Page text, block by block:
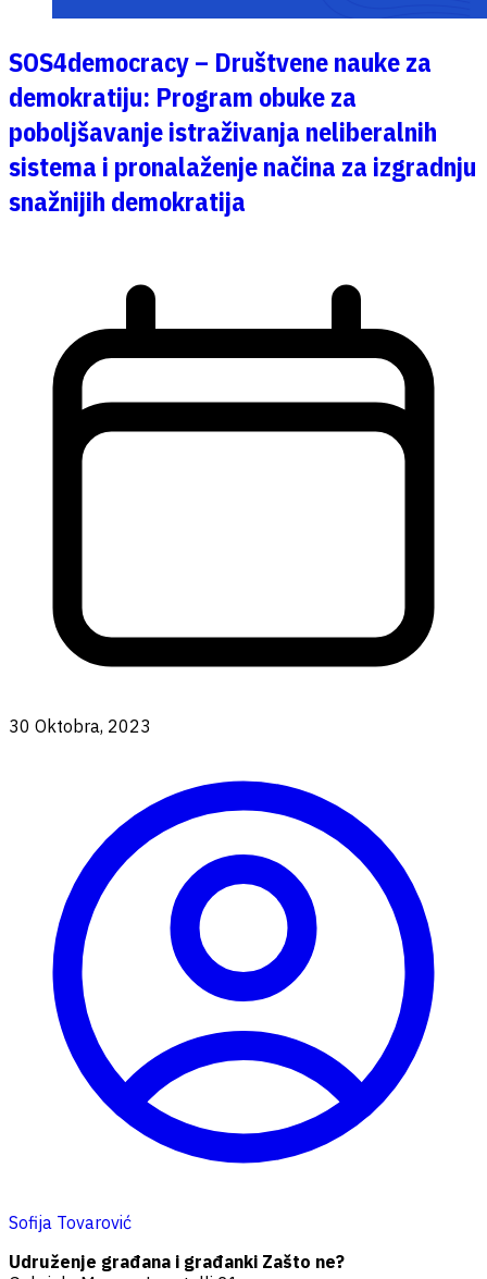
SOS4democracy – Društvene nauke za
demokratiju: Program obuke za
poboljšavanje istraživanja neliberalnih
sistema i pronalaženje načina za izgradnju
snažnijih demokratija
30 Oktobra, 2023
Sofija Tovarović
Udruženje građana i građanki Zašto ne?